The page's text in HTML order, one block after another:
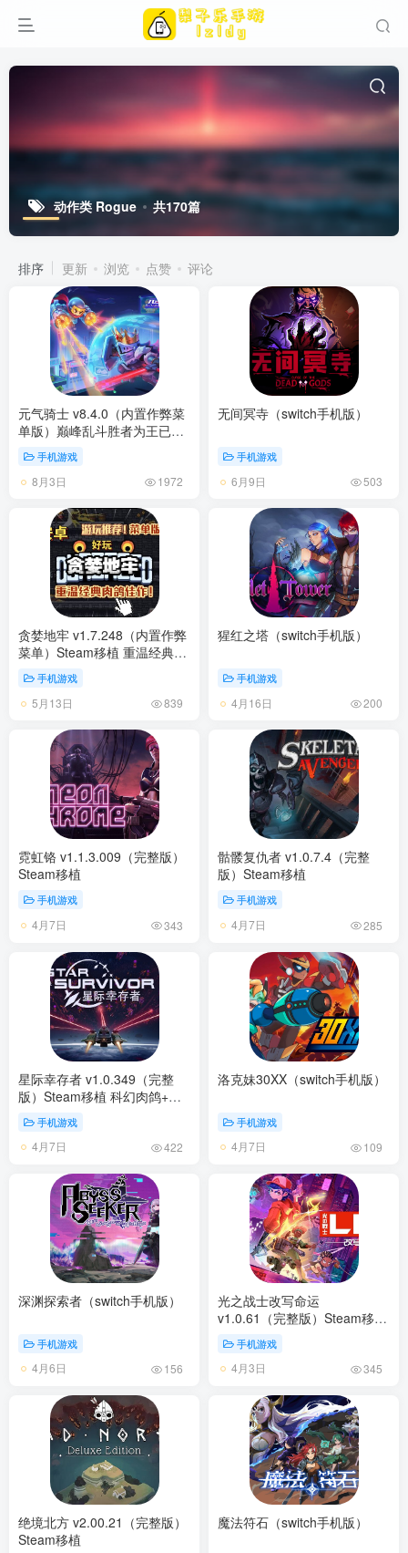
动作类 Rogue 共170篇
排序 更新 浏览 点赞 评论
元气骑士 v8.4.0（内置作弊菜
单版）巅峰乱斗胜者为王已上
线全新PVP玩法开启！新角色
上线！
手机游戏
8月3日 1972
无间冥寺（switch手机版）
手机游戏
6月9日 503
贪婪地牢 v1.7.248（内置作弊
菜单）Steam移植 重温经典肉
鸽佳作好玩，无需多言！
手机游戏
5月13日 839
猩红之塔（switch手机版）
手机游戏
4月16日 200
霓虹铬 v1.1.3.009（完整版）
Steam移植
手机游戏
4月7日 343
骷髅复仇者 v1.0.7.4（完整
版）Steam移植
手机游戏
4月7日 285
星际幸存者 v1.0.349（完整
版）Steam移植 科幻肉鸽+弹
幕射击新作！
手机游戏
4月7日 422
洛克妹30XX（switch手机版）
手机游戏
4月7日 109
深渊探索者（switch手机版）
手机游戏
4月6日 156
光之战士改写命运
v1.0.61（完整版）Steam移植
像素横版闯关肉鸽游戏！
手机游戏
4月3日 345
绝境北方 v2.00.21（完整版）
Steam移植
魔法符石（switch手机版）